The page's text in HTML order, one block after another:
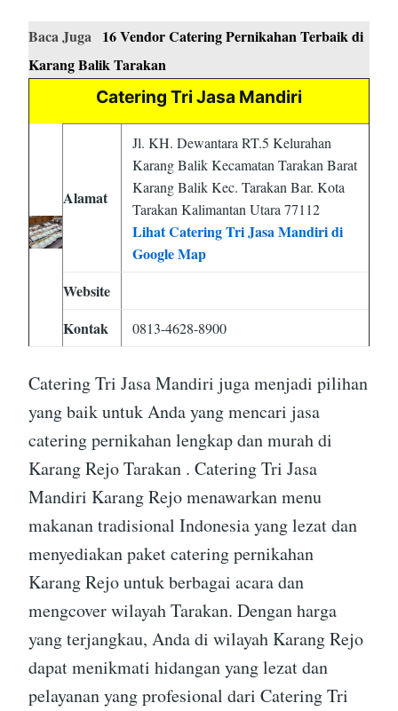
Baca Juga
16 Vendor Catering Pernikahan Terbaik di
Karang Balik Tarakan
Catering Tri Jasa Mandiri
Alamat
Jl. KH. Dewantara RT.5 Kelurahan
Karang Balik Kecamatan Tarakan Barat
Karang Balik Kec. Tarakan Bar. Kota
Tarakan Kalimantan Utara 77112
Lihat Catering Tri Jasa Mandiri di
Google Map
Website
Kontak
0813-4628-8900
Catering Tri Jasa Mandiri juga menjadi pilihan
yang baik untuk Anda yang mencari jasa
catering pernikahan lengkap dan murah di
Karang Rejo Tarakan . Catering Tri Jasa
Mandiri Karang Rejo menawarkan menu
makanan tradisional Indonesia yang lezat dan
menyediakan paket catering pernikahan
Karang Rejo untuk berbagai acara dan
mengcover wilayah Tarakan. Dengan harga
yang terjangkau, Anda di wilayah Karang Rejo
dapat menikmati hidangan yang lezat dan
pelayanan yang profesional dari Catering Tri